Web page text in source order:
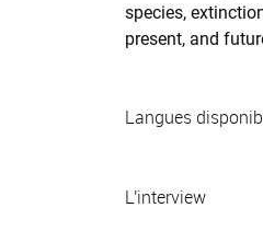
species,
present, and
Langues
L'interview